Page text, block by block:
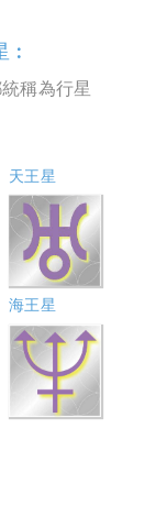
稱為行星
天王星
海王星